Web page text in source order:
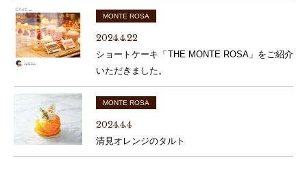
MONTE ROSA
2024.4.22
ショートケーキ「THE MONTE ROSA」をご紹介
いただきました。
MONTE ROSA
2024.4.4
清見オレンジのタルト